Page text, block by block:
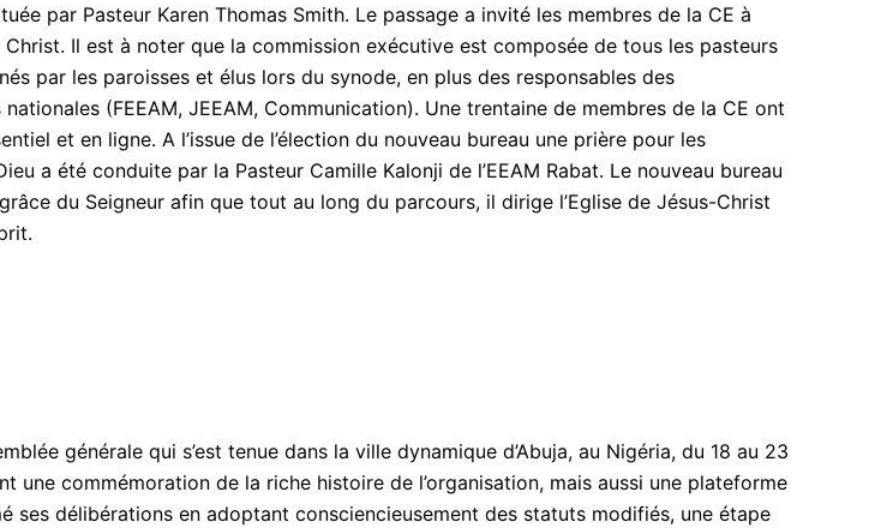
par Pasteur Karen Thomas Smith. Le passage a invité les membres de la CE à
Il est à noter que la commission exécutive est composée de tous les pasteurs
par les paroisses et élus lors du synode, en plus des responsables des
(FEEAM, JEEAM, Communication). Une trentaine de membres de la CE ont
et en ligne. A l’issue de l’élection du nouveau bureau une prière pour les
a été conduite par la Pasteur Camille Kalonji de l’EEAM Rabat. Le nouveau bureau
du Seigneur afin que tout au long du parcours, il dirige l’Eglise de Jésus-Christ
générale qui s’est tenue dans la ville dynamique d’Abuja, au Nigéria, du 18 au 23
une commémoration de la riche histoire de l’organisation, mais aussi une plateforme
ses délibérations en adoptant consciencieusement des statuts modifiés, une étape